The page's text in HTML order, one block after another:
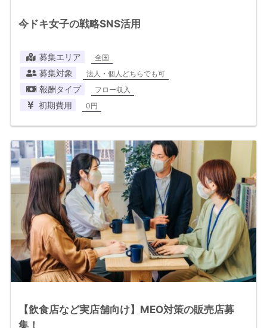
今ドキ女子の戦略SNS活用
募集エリア 全国
募集対象 法人・個人どちらでも可
報酬タイプ フロー収入
初期費用 0円
【飲食店など実店舗向け】MEO対策の販売店募
集！